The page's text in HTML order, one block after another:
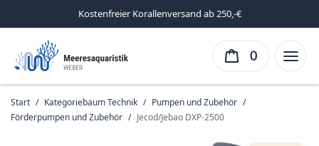
Kostenfreier Korallenversand ab 250,-€
0
Start / Kategoriebaum Technik / Pumpen und Zubehör /
Förderpumpen und Zubehör / Jecod/Jebao DXP-2500